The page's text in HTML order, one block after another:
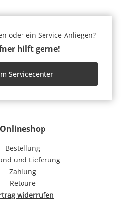
Onlineshop
Bestellung
und Lieferung
Zahlung
Retoure
widerrufen
oder ein Service-Anliegen?
hilft gerne!
Servicecenter